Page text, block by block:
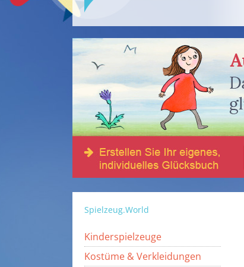
Spielzeug.World
Kinderspielzeuge
Kostüme & Verkleidungen